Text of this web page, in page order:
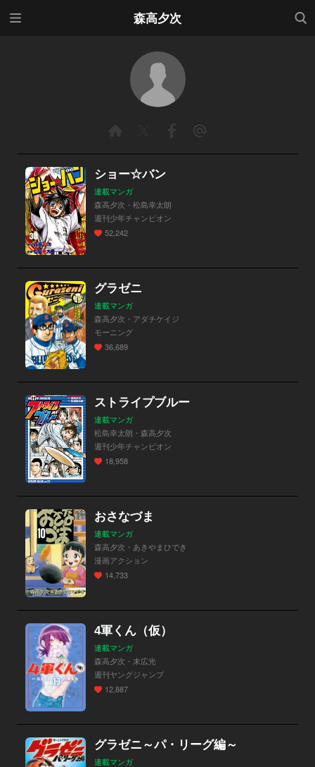
森高夕次
検索
ショー☆バン
連載マンガ
森高夕次・松島幸太朗
週刊少年チャンピオン
52,242
グラゼニ
連載マンガ
森高夕次・アダチケイジ
モーニング
36,689
ストライプブルー
連載マンガ
松島幸太朗・森高夕次
週刊少年チャンピオン
18,958
おさなづま
連載マンガ
森高夕次・あきやまひでき
漫画アクション
14,733
4軍くん（仮）
連載マンガ
森高夕次・末広光
週刊ヤングジャンプ
12,887
グラゼニ～パ・リーグ編～
連載マンガ